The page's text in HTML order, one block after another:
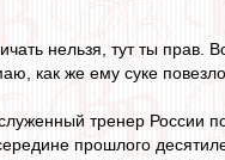
нельзя, тут ты
как же ему суке
тренер России
прошлого